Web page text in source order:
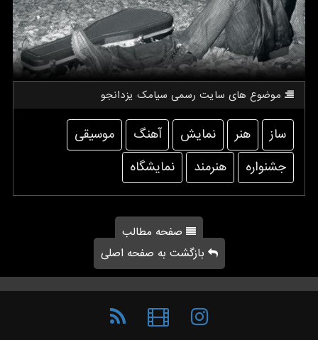
موضوع های سایت رسمی سیامك یزدانجو
ساز هنر نمایش آهنگ
موسیقی
جشنواره
هنرمند نمایشگاه
صفحه مطالب
بازگشت به صفحه اصلی